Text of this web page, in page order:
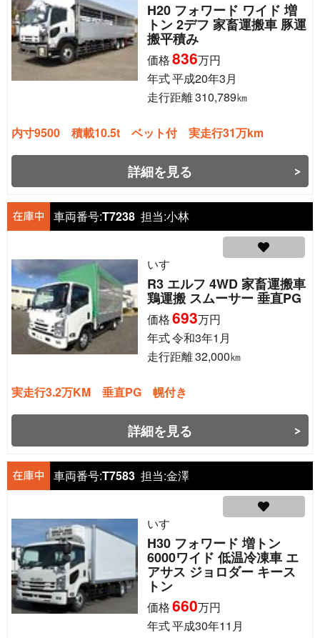
H20 フォワード ワイド 増
トン 2デフ 家畜運搬車 豚運
搬平積み
価格836万円
年式平成20年3月
走行距離310,789㎞
内寸9500 積載10.5t ベット付 実走行31万km
詳細を見る
車両番号:T7238 担当:小林
いすゞ
R3 エルフ 4WD 家畜運搬車
鶏運搬 スムーサー 垂直PG
価格693万円
年式令和3年1月
走行距離32,000㎞
実走行3.2万KM 垂直PG 幌付き
詳細を見る
車両番号:T7583 担当:金澤
いすゞ
H30 フォワード 増トン
6000ワイド 低温冷凍車 エ
アサス ジョロダー キース
トン
価格660万円
年式平成30年11月